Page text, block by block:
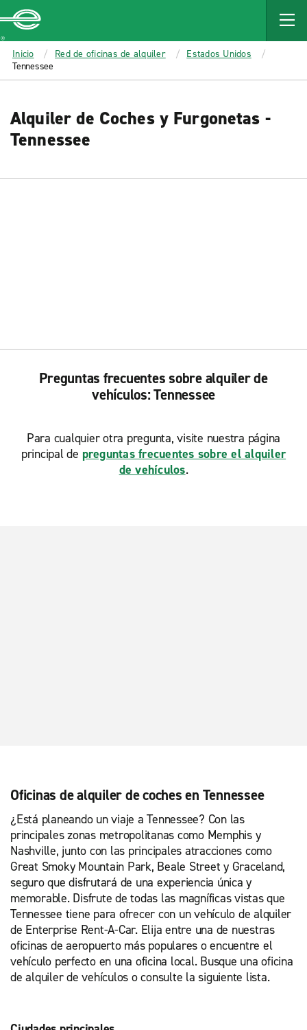
MAIN
CONTENT
Enterprise
Inicio Red de oficinas de alquiler
Estados Unidos
Tennessee
Alquiler de Coches y Furgonetas -
Tennessee
Preguntas frecuentes sobre alquiler de
vehículos: Tennessee
Para cualquier otra pregunta, visite nuestra página
principal de preguntas frecuentes sobre el alquiler
de vehículos.
Oficinas de alquiler de coches en Tennessee
¿Está planeando un viaje a Tennessee? Con las
principales zonas metropolitanas como Memphis y
Nashville, junto con las principales atracciones como
Great Smoky Mountain Park, Beale Street y Graceland,
seguro que disfrutará de una experiencia única y
memorable. Disfrute de todas las magníficas vistas que
Tennessee tiene para ofrecer con un vehículo de alquiler
de Enterprise Rent-A-Car. Elija entre una de nuestras
oficinas de aeropuerto más populares o encuentre el
vehículo perfecto en una oficina local. Busque una oficina
de alquiler de vehículos o consulte la siguiente lista.